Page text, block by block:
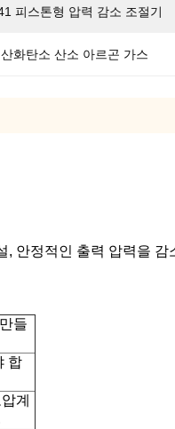
피스톤형 압력 감소 조절기
화탄소 산소 아르곤 가스
안정적인 출력 압력을
들
합
계